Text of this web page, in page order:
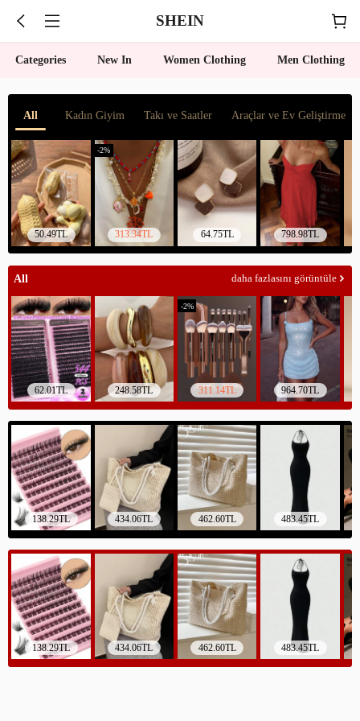
SHEIN
Categories New In Women Clothing Men Clothing
All Kadın Giyim Takı ve Saatler Araçlar ve Ev Geliştirme
50.49TL
-2%
313.34TL 64.75TL 798.98TL
All daha fazlasını görüntüle
62.01TL 248.58TL
-2%
311.14TL 964.70TL
138.29TL 434.06TL 462.60TL 483.45TL
138.29TL 434.06TL 462.60TL 483.45TL